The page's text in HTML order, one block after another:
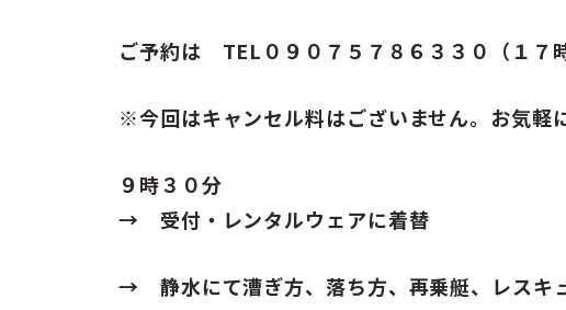
ご予約は TEL０９０７５７８６３３０（１７
※今回はキャンセル料はございません。お気軽
９時３０分
→ 受付・レンタルウェアに着替
→ 静水にて漕ぎ方、落ち方、再乗艇、レスキ